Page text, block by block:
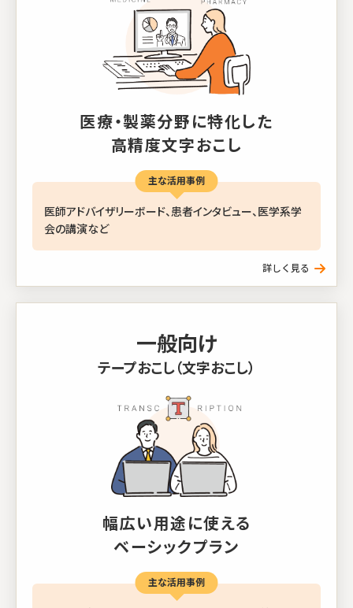
医療・製薬分野に特化した
高精度文字おこし
主な活用事例
医師アドバイザリーボード、患者インタビュー、医学系学
会の講演など
一般向け
テープおこし（文字おこし）
幅広い用途に使える
ベーシックプラン
主な活用事例